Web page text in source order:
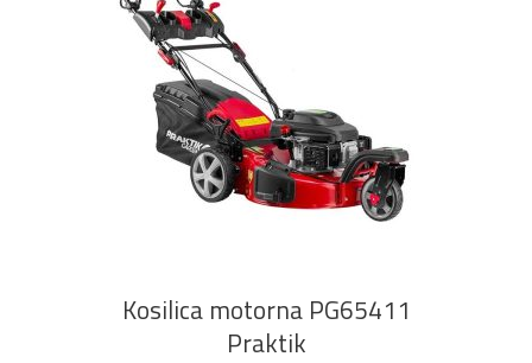
DODAJ U KOŠARICU
Kosilica motorna PG65411
Praktik